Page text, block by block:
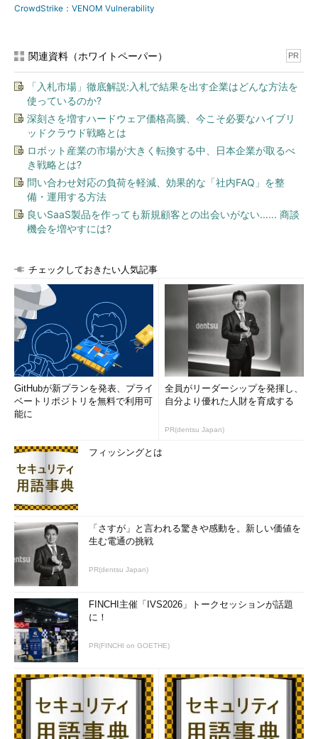
「仮想環境を活用したアプライアンス」の3つに分類できるだろ
まず自社でXenなどを用いて仮想環境を用いている場合、
QEMU本体の他、Xen ProjectやRed Hat、CentOS、Debian、
UbuntuなどがVENOM対処のためのパッチをリリースしているた
め、早期の適用が推奨される。
クラウドサービスについては、事業者側が相次いで影響を調査
し、対応を公開している。例えば
Services（AWS）やSoftLayerはこの問題の影響を受けず、リス
クはないことを表明した。一方、
が影響を受けることが判明。同社側で適用したパッチを有効にす
るために電源の再起動を行うことをユーザーに推奨している。
国内でもいくつかの事業者が影響範囲の調査と情報公開を進め
ーバ」は影響を受けないが、「さくらのVPS」「さくらのクラウ
ド」がこの脆弱性の影響を受けることが明らかになったため、パ
ッチの準備並びに検証作業を進めており、完了次第アップデート
を実施することを表明した。一方
IDCフロンティア はVENOMの
影響を受けないことを報告している。GMOクラウドVPSのよう
に、調査中というステータスの事業者もある。
さらに、近年、仮想環境を活用したセキュリティアプライアン
ス機器が増えている。こうしたアプライアンスのベンダーも脆弱
能な限り早期にアップデートを行うよう推奨し、サポートチャネ
ルを通じて詳細を告知していくと表明している。
今のところ、VENOMを悪用した攻撃は報告されていないが、
汎用的な回避策も示されていない。引き続き、ベンダーやクラウ
ド事業者が提供する情報に留意していく必要があるだろう。
CrowdStrike：VENOM Vulnerability
関連資料（ホワイトペーパー） PR
「入札市場」徹底解説:入札で結果を出す企業はどんな方法を
使っているのか?
深刻さを増すハードウェア価格高騰、今こそ必要なハイブリ
ッドクラウド戦略とは
ロボット産業の市場が大きく転換する中、日本企業が取るべ
き戦略とは?
問い合わせ対応の負荷を軽減、効果的な「社内FAQ」を整
備・運用する方法
良いSaaS製品を作っても新規顧客との出会いがない...... 商談
機会を増やすには?
チェックしておきたい人気記事
GitHubが新プランを発表、プライ
ベートリポジトリを無料で利用可
能に
全員がリーダーシップを発揮し、
自分より優れた人財を育成する
PR(dentsu Japan)
フィッシングとは
「さすが」と言われる驚きや感動を。新しい価値を
生む電通の挑戦
PR(dentsu Japan)
FINCHI主催「IVS2026」トークセッションが話題
に！
PR(FINCHI on GOETHE)